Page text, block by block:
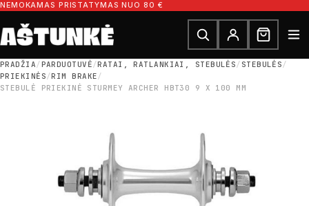
Pereiti prie turinio
NEMOKAMAS PRISTATYMAS NUO 80 €
Ieškoti dalių
Ieškoti
PRADŽIA/PARDUOTUVĖ/RATAI, RATLANKIAI, STEBULĖS/ STEBULĖS/
PRIEKINĖS/RIM BRAKE/
STEBULĖ PRIEKINĖ STURMEY ARCHER HBT30 9 X 100 MM